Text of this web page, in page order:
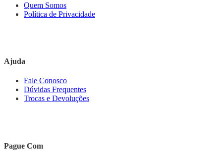
Quem Somos
Política de Privacidade
Ajuda
Fale Conosco
Dúvidas Frequentes
Trocas e Devoluções
Pague Com